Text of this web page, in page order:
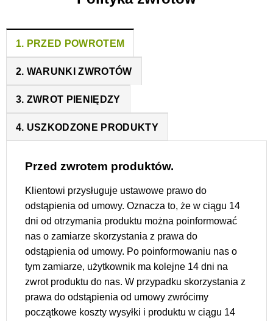
1. PRZED POWROTEM
2. WARUNKI ZWROTÓW
3. ZWROT PIENIĘDZY
4. USZKODZONE PRODUKTY
Przed zwrotem produktów.
Klientowi przysługuje ustawowe prawo do
odstąpienia od umowy. Oznacza to, że w ciągu 14
dni od otrzymania produktu można poinformować
nas o zamiarze skorzystania z prawa do
odstąpienia od umowy. Po poinformowaniu nas o
tym zamiarze, użytkownik ma kolejne 14 dni na
zwrot produktu do nas. W przypadku skorzystania z
prawa do odstąpienia od umowy zwrócimy
początkowe koszty wysyłki i produktu w ciągu 14